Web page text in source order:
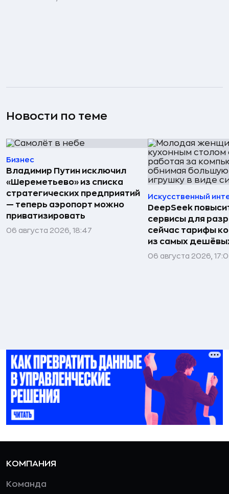
Новости по теме
Бизнес
Владимир Путин исключил
«Шереметьево» из списка
стратегических предприятий
— теперь аэропорт можно
приватизировать
06 августа 2026, 18:47
Искусственный
DeepSeek
сервисы для
сейчас тарифы
из самых
06 августа 2026,
КОМПАНИЯ
Команда